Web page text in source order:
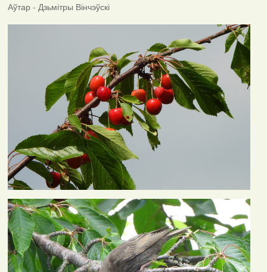
Аўтар - Дзьмітры Вінчэўскі